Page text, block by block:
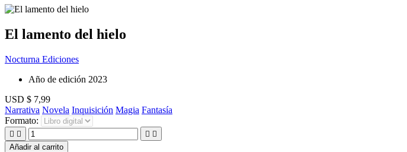
El lamento del hielo
Nocturna Ediciones
Año de edición 2023
USD $ 7,99
Narrativa Novela Inquisición Magia Fantasía
Formato:
   
Añadir al carrito